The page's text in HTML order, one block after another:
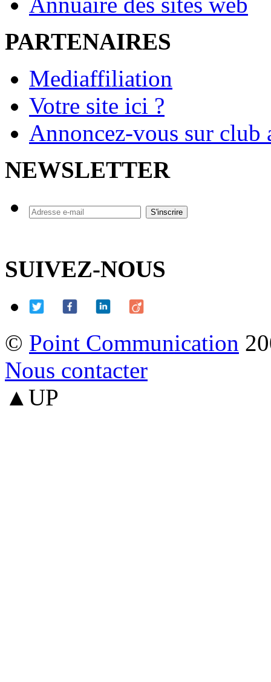
PARTENAIRES
Mediaffiliation
Votre site ici ?
Annoncez-vous sur
NEWSLETTER
SUIVEZ-NOUS
© Point Communication
Nous contacter
▲UP